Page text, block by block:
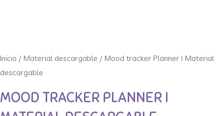
Inicio / Material descargable / Mood tracker Planner I Material
descargable
MOOD TRACKER PLANNER I